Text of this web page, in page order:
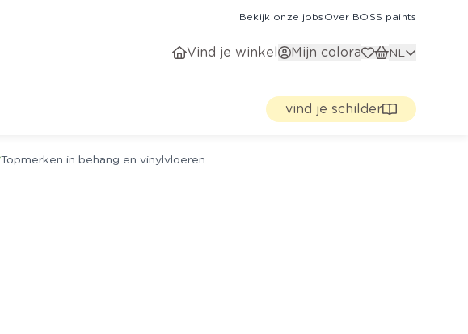
Bekijk onze jobs Over BOSS paints
Vind je winkel Mijn colora NL
vind je schilder
Topmerken in behang en vinylvloeren